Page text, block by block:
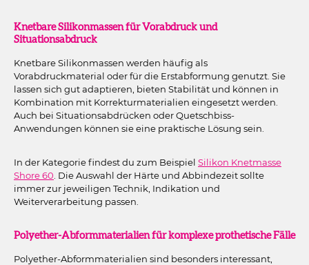
Knetbare Silikonmassen für Vorabdruck und
Situationsabdruck
Knetbare Silikonmassen werden häufig als
Vorabdruckmaterial oder für die Erstabformung genutzt. Sie
lassen sich gut adaptieren, bieten Stabilität und können in
Kombination mit Korrekturmaterialien eingesetzt werden.
Auch bei Situationsabdrücken oder Quetschbiss-
Anwendungen können sie eine praktische Lösung sein.
In der Kategorie findest du zum Beispiel Silikon Knetmasse
Shore 60. Die Auswahl der Härte und Abbindezeit sollte
immer zur jeweiligen Technik, Indikation und
Weiterverarbeitung passen.
Polyether-Abformmaterialien für komplexe prothetische Fälle
Polyether-Abformmaterialien sind besonders interessant,